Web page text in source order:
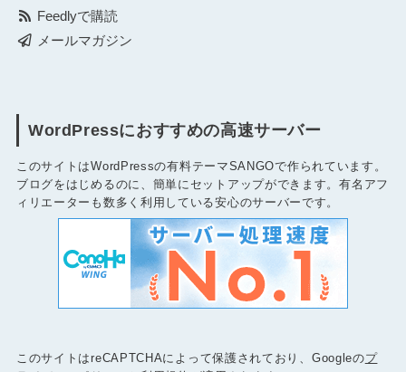
Feedlyで購読
メールマガジン
WordPressにおすすめの高速サーバー
このサイトはWordPressの有料テーマSANGOで作られています。
ブログをはじめるのに、簡単にセットアップができます。有名アフ
ィリエーターも数多く利用している安心のサーバーです。
このサイトはreCAPTCHAによって保護されており、Googleのプ